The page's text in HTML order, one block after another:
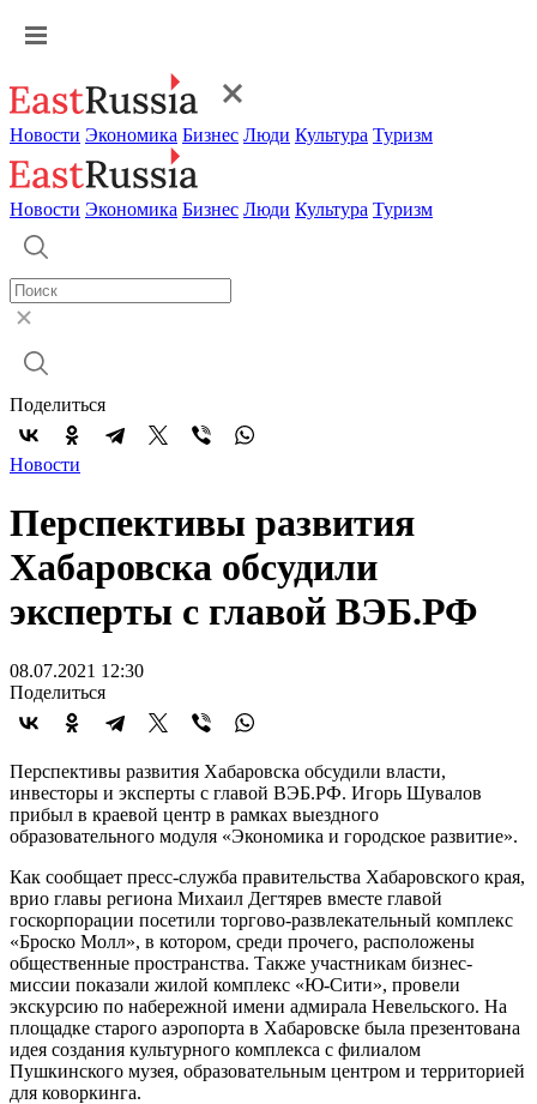
Новости Экономика Бизнес Люди Культура Туризм
Новости Экономика Бизнес Люди Культура Туризм
Поделиться
Новости
Перспективы развития
Хабаровска обсудили
эксперты с главой ВЭБ.РФ
08.07.2021 12:30
Поделиться
Перспективы развития Хабаровска обсудили власти,
инвесторы и эксперты с главой ВЭБ.РФ. Игорь Шувалов
прибыл в краевой центр в рамках выездного
образовательного модуля «Экономика и городское развитие».
Как сообщает пресс-служба правительства Хабаровского края,
врио главы региона Михаил Дегтярев вместе главой
госкорпорации посетили торгово-развлекательный комплекс
«Броско Молл», в котором, среди прочего, расположены
общественные пространства. Также участникам бизнес-
миссии показали жилой комплекс «Ю-Сити», провели
экскурсию по набережной имени адмирала Невельского. На
площадке старого аэропорта в Хабаровске была презентована
идея создания культурного комплекса с филиалом
Пушкинского музея, образовательным центром и территорией
для коворкинга.